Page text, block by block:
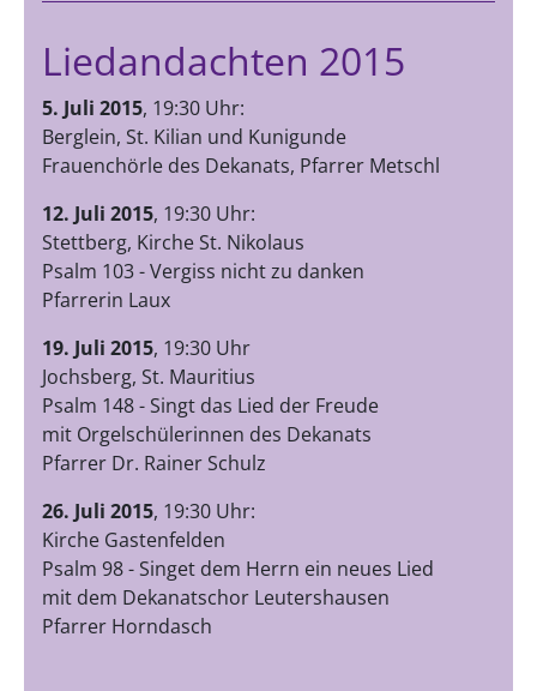
Liedandachten 2015
5. Juli 2015, 19:30 Uhr:
Berglein, St. Kilian und Kunigunde
Frauenchörle des Dekanats, Pfarrer Metschl
12. Juli 2015, 19:30 Uhr:
Stettberg, Kirche St. Nikolaus
Psalm 103 - Vergiss nicht zu danken
Pfarrerin Laux
19. Juli 2015, 19:30 Uhr
Jochsberg, St. Mauritius
Psalm 148 - Singt das Lied der Freude
mit Orgelschülerinnen des Dekanats
Pfarrer Dr. Rainer Schulz
26. Juli 2015, 19:30 Uhr:
Kirche Gastenfelden
Psalm 98 - Singet dem Herrn ein neues Lied
mit dem Dekanatschor Leutershausen
Pfarrer Horndasch